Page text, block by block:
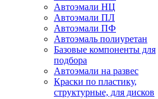
Автоэмали НЦ
Автоэмали ПЛ
Автоэмали ПФ
Автоэмаль полиуретан
Базовые компоненты для
подбора
Автоэмали на развес
Краски по пластику,
структурные, для дисков